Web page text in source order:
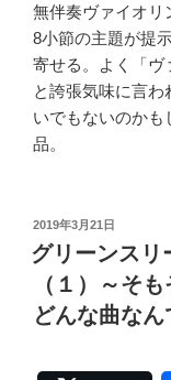
無伴奏ヴァイオリ
8小節の主題が提
寄せる。よく「ヴ
と誇張気味に言
いでもないのか
品。
投
稿
日:
2019年3月21日
グリーンスリ
（１）～そ
どんな曲なん